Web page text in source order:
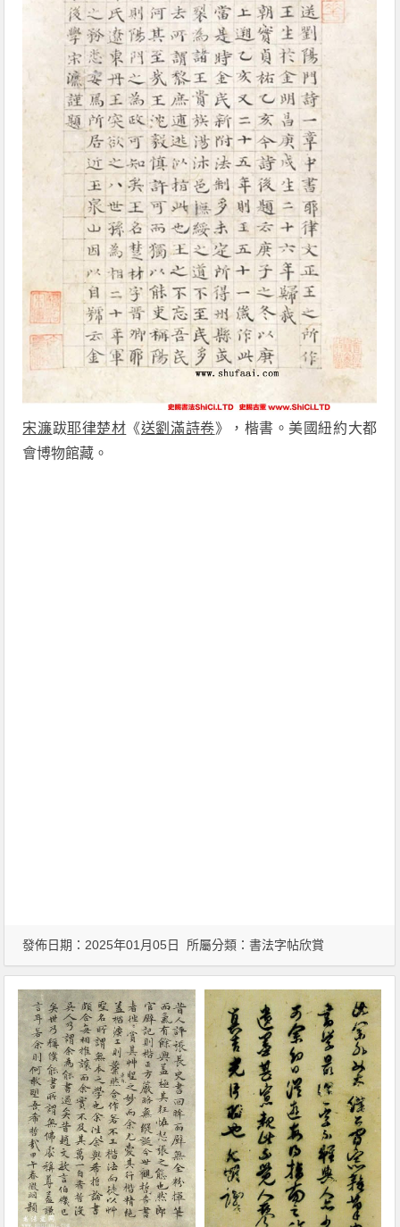
宋濂跋耶律楚材 《送劉滿詩卷》，楷書。美國紐約大都
會博物館藏。
發佈日期：2025年01月05日 所屬分類：書法字帖欣賞